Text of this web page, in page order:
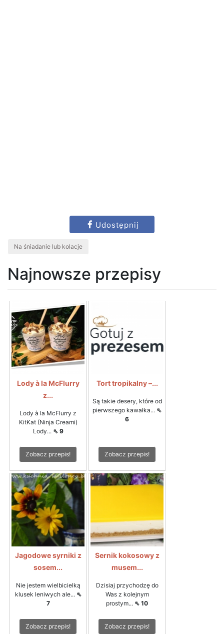
Udostępnij
Na śniadanie lub kolacje
Najnowsze przepisy
Lody à la McFlurry
z...
Lody à la McFlurry z
KitKat (Ninja Creami)
Lody... ⇖ 9
Zobacz przepis!
Tort tropikalny –...
Są takie desery, które od
pierwszego kawałka... ⇖
6
Zobacz przepis!
Jagodowe syrniki z
sosem...
Nie jestem wielbicielką
klusek leniwych ale... ⇖
7
Zobacz przepis!
Sernik kokosowy z
musem...
Dzisiaj przychodzę do
Was z kolejnym
prostym... ⇖ 10
Zobacz przepis!